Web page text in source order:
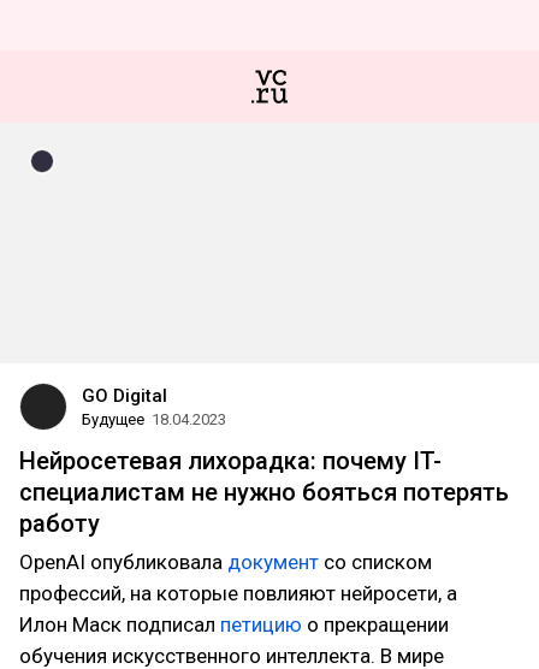
GO Digital
Будущее 18.04.2023
Нейросетевая лихорадка: почему IT-
специалистам не нужно бояться потерять
работу
OpenAI опубликовала документ со списком
профессий, на которые повлияют нейросети, а
Илон Маск подписал петицию о прекращении
обучения искусственного интеллекта. В мире